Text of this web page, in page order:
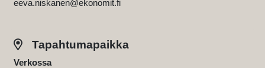
eeva.niskanen@ekonomit.fi
Tapahtumapaikka
Verkossa